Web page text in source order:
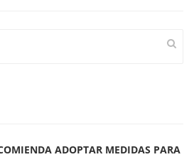
ADOPTAR MEDIDAS PARA